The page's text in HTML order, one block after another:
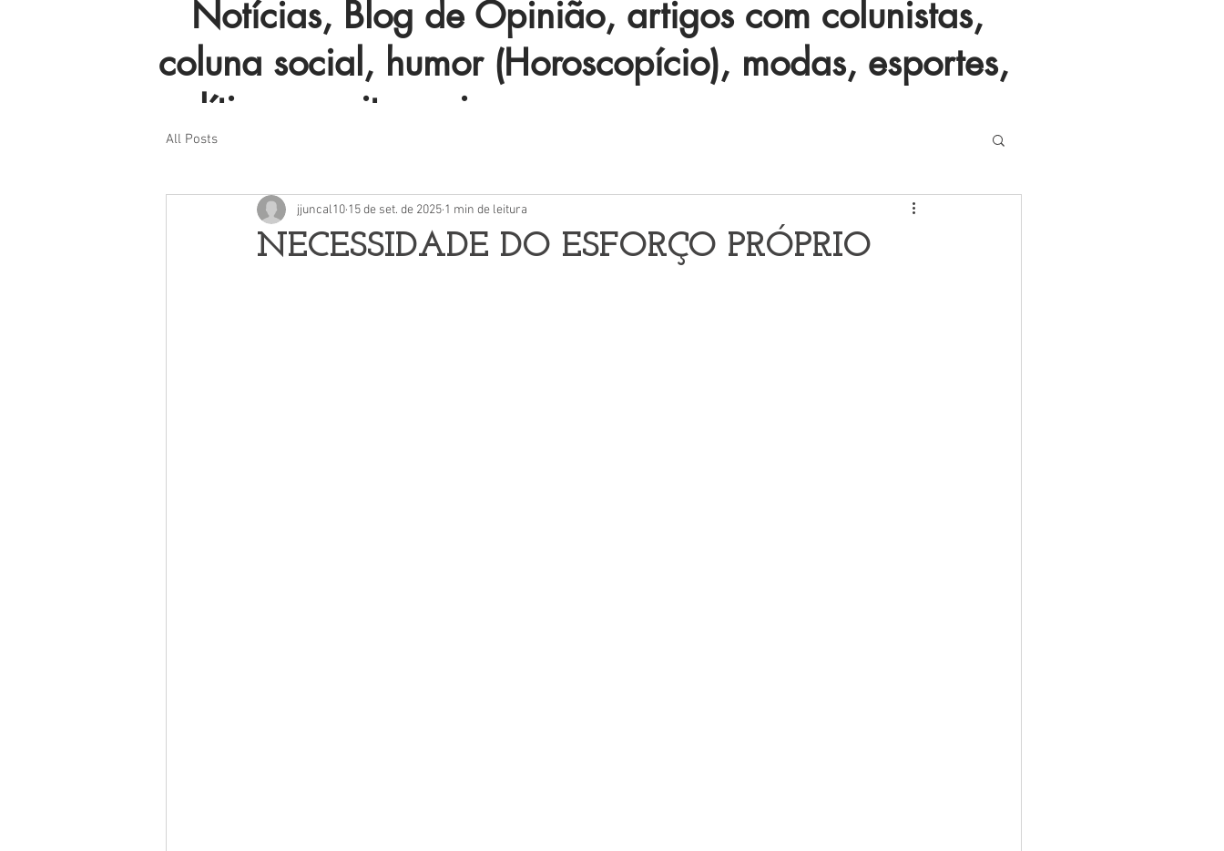
Notícias, Blog de Opinião, artigos com colunistas,
coluna social, humor (Horoscopício), modas, esportes,
política e muito mais.
All Posts
NECESSIDADE DO ESFORÇO PRÓPRIO
jjuncal10 15 de set. de 2025 1 min de leitura